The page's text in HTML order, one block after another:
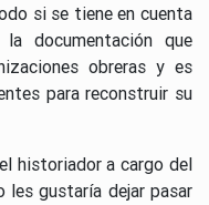
si se tiene en cuenta
documentación que
obreras y es
para reconstruir su
historiador a cargo del
les gustaría dejar pasar